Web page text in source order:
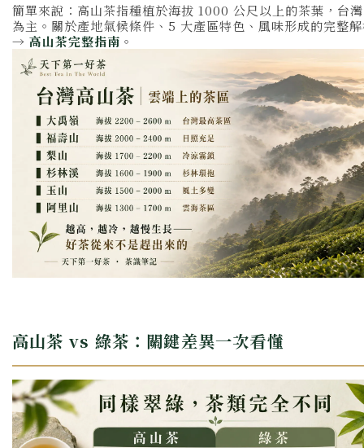
簡單來說：高山茶指種植於海拔 1000 公尺以上的茶葉，台
為主。關於產地氣候條件、5 大產區特色、風味形成的完整
→ 高山茶完整指南 。
高山茶 vs 綠茶：關鍵差異一次看懂